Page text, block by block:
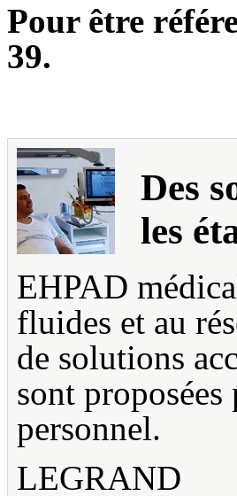
Pour être
39.
Des
les
EHPAD
fluides et au
de solutions
sont
personnel.
LEGRAND